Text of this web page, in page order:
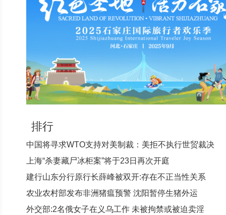
排行
中国将寻求WTO支持对美制裁：美拒不执行世贸裁决
上海“杀妻藏尸冰柜案”将于23日再次开庭
建行山东分行原行长薛峰被双开:存在不正当性关系
农业农村部发布非洲猪瘟预警 沈阳暂停生猪外运
外交部:2名俄女子在义乌工作 未被拘禁或被迫卖淫